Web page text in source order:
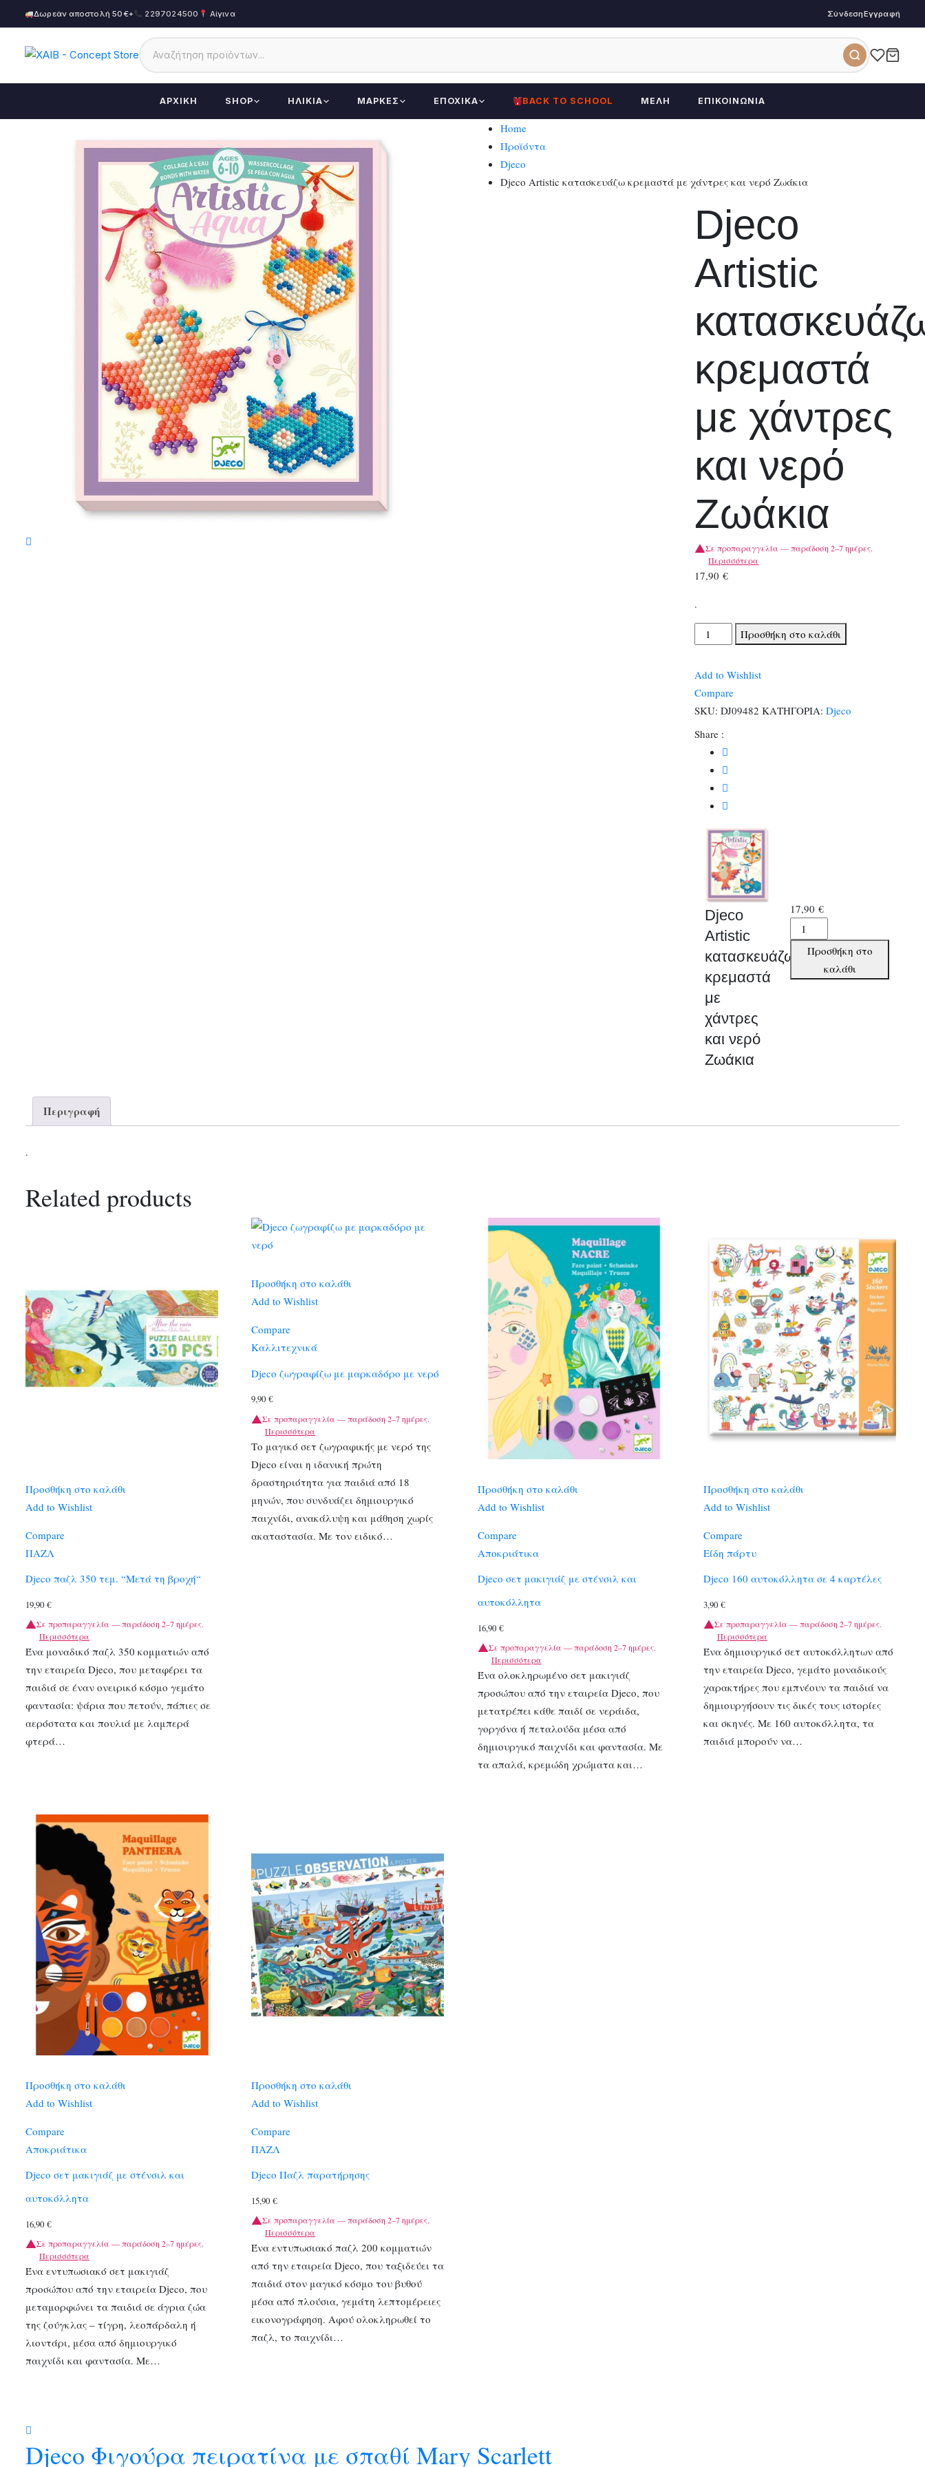
Δωρεάν αποστολή 50€+ 2297024500 Αίγινα ΣύνδεσηΕγγραφή
ΑΡΧΙΚΉ SHOP ΗΛΙΚΊΑ ΜΆΡΚΕΣ ΕΠΟΧΙΚΆ BACK TO SCHOOL ΜΈΛΗ ΕΠΙΚΟΙΝΩΝΊΑ
Home
Προϊόντα
Djeco
Djeco Artistic κατασκευάζω κρεμαστά με χάντρες και νερό Ζωάκια
Djeco
Artistic
κρεμαστά
με χάντρες
και νερό
Ζωάκια
Σε προπαραγγελία — παράδοση 2–7 ημέρες.
Περισσότερα
17,90€
.
Djeco
Artistic
και
νερό
Ζωάκια
ποσότητα
Προσθήκη στο καλάθι
Add to Wishlist
Compare
SKU: DJ09482 ΚΑΤΗΓΟΡΙΑ: Djeco
Share :
Djeco
Artistic
κατασκευάζω
κρεμαστά
με
χάντρες
και νερό
Ζωάκια
17,90€
Djeco
Artistic
κατασκευάζω
κρεμαστά
Προσθήκη στο
καλάθι
Περιγραφή
.
Related products
Προσθήκη στο καλάθι
Add to Wishlist
Compare
ΠΑΖΛ
Djeco παζλ 350 τεμ. “Μετά τη βροχή“
19,90 €
Σε προπαραγγελία — παράδοση 2–7 ημέρες.
Περισσότερα
Ένα μοναδικό παζλ 350 κομματιών από
την εταιρεία Djeco, που μεταφέρει τα
παιδιά σε έναν ονειρικό κόσμο γεμάτο
φαντασία: ψάρια που πετούν, πάπιες σε
αερόστατα και πουλιά με λαμπερά
φτερά…
Προσθήκη στο καλάθι
Add to Wishlist
Compare
Καλλιτεχνικά
Djeco ζωγραφίζω με μαρκαδόρο με νερό
9,90€
Σε προπαραγγελία — παράδοση 2–7 ημέρες.
Περισσότερα
Το μαγικό σετ ζωγραφικής με νερό της
Djeco είναι η ιδανική πρώτη
δραστηριότητα για παιδιά από 18
μηνών, που συνδυάζει δημιουργικό
παιχνίδι, ανακάλυψη και μάθηση χωρίς
ακαταστασία. Με τον ειδικό…
Προσθήκη στο καλάθι
Add to Wishlist
Compare
Αποκριάτικα
Djeco σετ μακιγιάζ με στένσιλ και
αυτοκόλλητα
16,90 €
Σε προπαραγγελία — παράδοση 2–7 ημέρες.
Περισσότερα
Ένα ολοκληρωμένο σετ μακιγιάζ
προσώπου από την εταιρεία Djeco, που
μετατρέπει κάθε παιδί σε νεράιδα,
γοργόνα ή πεταλούδα μέσα από
δημιουργικό παιχνίδι και φαντασία. Με
τα απαλά, κρεμώδη χρώματα και…
Προσθήκη στο καλάθι
Add to Wishlist
Compare
Είδη πάρτυ
Djeco 160 αυτοκόλλητα σε 4 καρτέλες
3,90 €
Σε προπαραγγελία — παράδοση 2–7 ημέρες.
Περισσότερα
Ένα δημιουργικό σετ αυτοκόλλητων από
την εταιρεία Djeco, γεμάτο μοναδικούς
χαρακτήρες που εμπνέουν τα παιδιά να
δημιουργήσουν τις δικές τους ιστορίες
και σκηνές. Με 160 αυτοκόλλητα, τα
παιδιά μπορούν να…
Προσθήκη στο καλάθι
Add to Wishlist
Compare
Αποκριάτικα
Djeco σετ μακιγιάζ με στένσιλ και
αυτοκόλλητα
16,90 €
Σε προπαραγγελία — παράδοση 2–7 ημέρες.
Περισσότερα
Ένα εντυπωσιακό σετ μακιγιάζ
προσώπου από την εταιρεία Djeco, που
μεταμορφώνει τα παιδιά σε άγρια ζώα
της ζούγκλας – τίγρη, λεοπάρδαλη ή
λιοντάρι, μέσα από δημιουργικό
παιχνίδι και φαντασία. Με…
Προσθήκη στο καλάθι
Add to Wishlist
Compare
ΠΑΖΛ
Djeco Παζλ παρατήρησης
15,90€
Σε προπαραγγελία — παράδοση 2–7 ημέρες.
Περισσότερα
Ένα εντυπωσιακό παζλ 200 κομματιών
από την εταιρεία Djeco, που ταξιδεύει τα
παιδιά στον μαγικό κόσμο του βυθού
μέσα από πλούσια, γεμάτη λεπτομέρειες
εικονογράφηση. Αφού ολοκληρωθεί το
παζλ, το παιχνίδι…
Djeco Φιγούρα πειρατίνα με σπαθί Mary Scarlett